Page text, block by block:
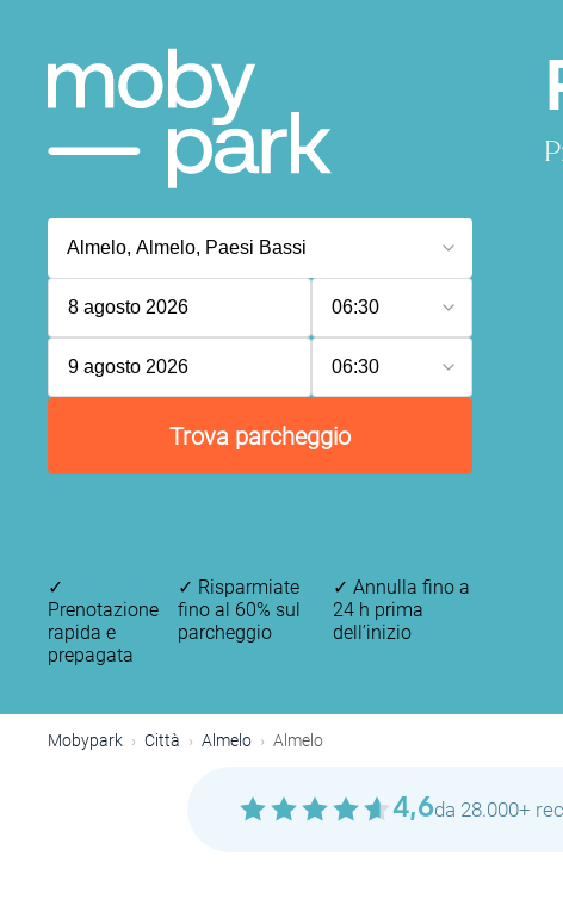
8 agosto 2026 06:30
9 agosto 2026 06:30
Trova parcheggio
✓
Prenotazione
rapida e
prepagata
✓ Risparmiate
fino al 60% sul
parcheggio
✓ Annulla fino a
24 h prima
dell’inizio
Mobypark Città Almelo Almelo
4,6da 28.000+